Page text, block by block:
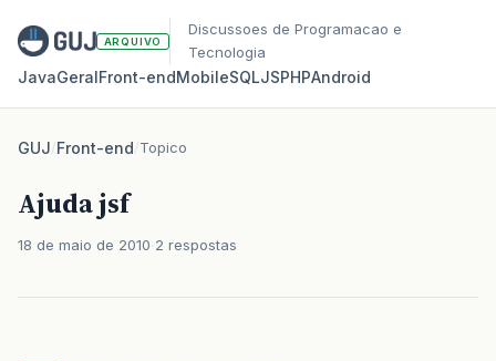
ARQUIVO
Discussoes de Programacao e
Tecnologia
JavaGeralFront‑endMobileSQLJSPHPAndroid
GUJ/Front-end/Topico
Ajuda jsf
18 de maio de 2010 2 respostas